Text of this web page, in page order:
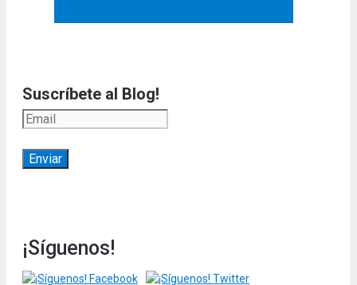
Suscríbete al Blog!
¡Síguenos!